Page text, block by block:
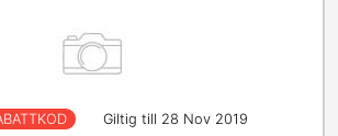
Giltig till 28 Nov 2019